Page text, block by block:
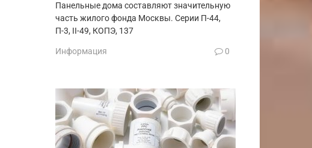
Панельные дома составляют значительную
часть жилого фонда Москвы. Серии П-44,
П-3, II-49, КОПЭ, 137
Информация 0